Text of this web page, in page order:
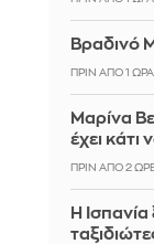
Βραδινό
ΠΡΙΝ ΑΠΌ 1 ΏΡΑ
Μαρίνα
έχει κάτι
ΠΡΙΝ ΑΠΌ 2
Η